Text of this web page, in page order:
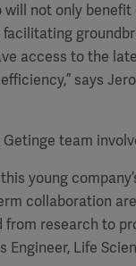
will not only
access to the
says
team
young
collaboration
from research to
Engineer, Life